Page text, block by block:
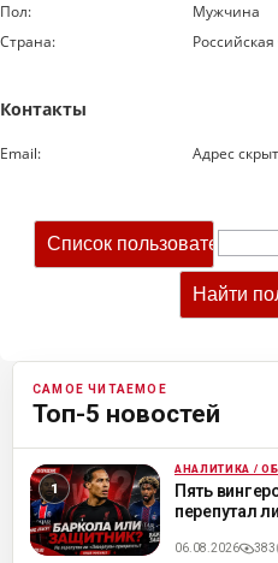
Пол:
Мужчина
Страна:
Контакты
Email: Адрес скрыт
САМОЕ ЧИТАЕМОЕ
Топ-5 новостей
ML АНАЛИТИКА /
Пять
перепутал
06.08.2026 383